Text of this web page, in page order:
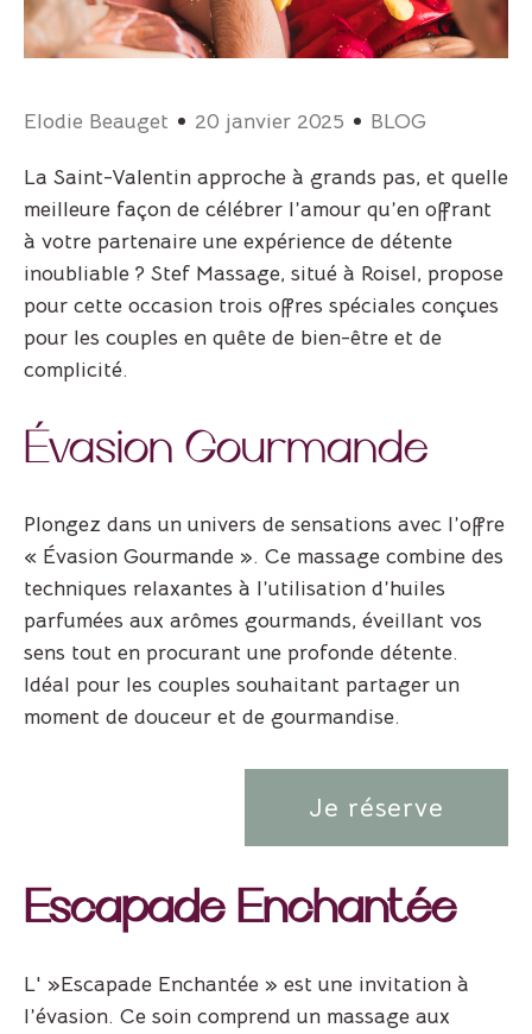
Elodie Beauget 20 janvier 2025 BLOG
La Saint-Valentin approche à grands pas, et quelle
meilleure façon de célébrer l’amour qu’en offrant
à votre partenaire une expérience de détente
inoubliable ? Stef Massage, situé à Roisel, propose
pour cette occasion trois offres spéciales conçues
pour les couples en quête de bien-être et de
complicité.
Évasion Gourmande
Plongez dans un univers de sensations avec l’offre
« Évasion Gourmande ». Ce massage combine des
techniques relaxantes à l’utilisation d’huiles
parfumées aux arômes gourmands, éveillant vos
sens tout en procurant une profonde détente.
Idéal pour les couples souhaitant partager un
moment de douceur et de gourmandise.
Je réserve
Escapade Enchantée
L' »Escapade Enchantée » est une invitation à
l’évasion. Ce soin comprend un massage aux